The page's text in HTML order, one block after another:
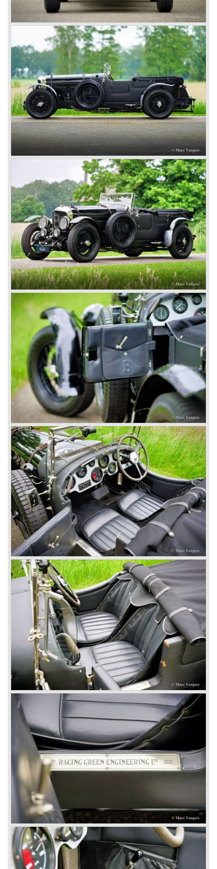
in a class of their own for they combined the size and
comfort of the big tourers and saloons with the road
holding, and speed of the smaller sports- and racing cars.
The Bentley was a true owner-driver car for the sporting
motorist and connoisseur. The Bentley car could be had in
three different types which were designated with three
different radiator badges*. Red badge: short chassis
speed model, Blue badge: the early short and then long
chassis type for bespoke bodywork, Green badge: very
rare and used for about eighteen 100 mph. These Green
badge car won at Le Mans in 1924 and 1927 (Old Number
Seven.) The 3-Litre was built from 1919 until 1929.
*The Bentley radiator and the logo were designed by the
genius motoring artist Gordon Crosby. The logo is a
‘badge’ and not a ‘label’ as stated by AFC Hilstead in his
book ‘Those Bentley Days’ (published 1953).
6.5 Litre and Speed Six
Then in 1926 the 6.5 Litre and the Speed Six were
presented, these six cylinder models were in the eyes of
W.O. Bentley the best cars the Bentley firm ever built. The
bigger capacity was needed for many a customer had built
a bespoke heavy saloon body on their chassis and thus
eliminating the sporting element the chassis had to offer.
The Speed Six brought Bentley the most racing
successes and Le Mans victories. In the year 1929 the
Speed Six came home first with Bentley 4.5 Litres second,
third and fourth! In 1930 the same Bentley Speed Six 'Old
Number one' came home a victor followed by another
Speed six in second position!
4.5 Litre
Next came the upgraded four cylinder Bentley 4.5 Litre in
the year 1927. The 4.5 Litre featured four valves per
cylinder and two spark plugs per cylinder engine. Most of
these cars were given open tourer and saloon bodywork
and only nine short chassis were built.
4.5 Litre Supercharged (Blower)
The 4.5 Litre Blower was built in the ‘Barnato’ period.
Financed by the Hon. Dorothy Paget Tim Birkin
successfully experimented at Brooklands with his blower
Bentley and even achieved the Brooklands lap record with
his Blower Bentley. As Woolf Barnato was now in charge
of the Bentley firm, and W.O. now only responsible for the
development of the Bentley cars, Birkin convinced
Barnato to enter a separate team of Blower Bentleys for
the 1930 Le Mans race. This was against W.O. Bentley’s
ideas for he was of the opinion that the supercharger
would only add trouble to a perfectly good and reliable
machine. The 1930 Le Mans race proved W.O. right as
none of the blown cars finished and Barnato and Kidston
won on a Speed Six model.
The supercharged 4.5 Litre engines were real "gas-
guzzlers", the naturally aspirated 4.5 Litre engine used one
litre of petrol every 5.6 kilometres, the supercharged
engine used one litre for just 3.5 kilometres, a very large
petrol tank was fitted additionally.
Another problem was that spark plugs in the supercharged
engine wore out very quickly resulting in loss of power.
Bentley engineer Nobby Clarke stated one day: "The
blower eats spark plugs like a donkey eats hay". Only 55
Bentley 4.5 Litre ‘blower’ cars have been built by the firm
of which 26 carried the Van den Plas open tourer
bodywork.
8-litre
In 1931 the most impressive Bentley model ever saw the
light of day; the 8-Litre. This car can be regarded as a real
‘super car’. Only 100 of these big cars have been built.
4- Litre
Also in 1931 a down scaled 8-Litre was introduced, the 4-
Litre. The car was designed to sell more cars to improve
the cumbersome financial situation at Bentley’s. The 1929
Wall Street crash affecting the firm immensely. The 4-Litre
featured the chassis, transmission and brakes of the 8-
litre. The newly constructed 120 bhp ‘Ricardo’ engine
proved underpowered for the chassis and as a result the
4-litre never became the success Bentley hoped for. Only
50 chassis were built.
1931 Rolls Royce take over
In 1931 business prospects looked very black and the firm
went into receivership. Napier & Son were negotiating with
Bentley's receiver to take over the company. Then another
interested party arrived at the scene named British Central
Equitable Trust. They outbid Napiers in a sealed bid
auction. The Trust later was found to be a front for Rolls-
Royce Limited. Rolls Royce had cleverly defeated the
threat of a firm that could become a very unwelcome
competitor.
From 1933 all Bentley cars were based upon their Rolls
Royce counterparts and production was then moved from
Cricklewood to Derby. Purists tend to name the Rolls
Royce produced cars – Rolls Royce Bentley’s. Rolls
Royce took good care of the Bentley ‘marque’. Many
magnificent automobiles were built with a distinctively